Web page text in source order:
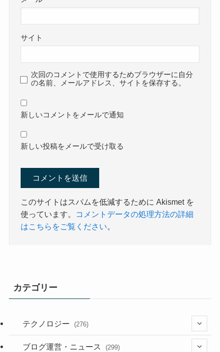
サイト
次回のコメントで使用するためブラウザーに自分
の名前、メールアドレス、サイトを保存する。
新しいコメントをメールで通知
新しい投稿をメールで受け取る
このサイトはスパムを低減するために Akismet を
使っています。
コメントデータの処理方法の詳細
はこちらをご覧ください。
カテゴリー
テクノロジー (276)
(36)
ブログ運営・ニュース (299)